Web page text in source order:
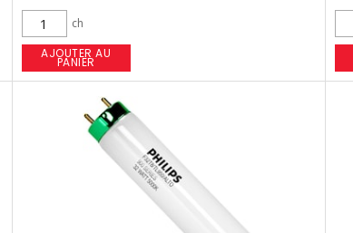
ch
AJOUTER AU
PANIER